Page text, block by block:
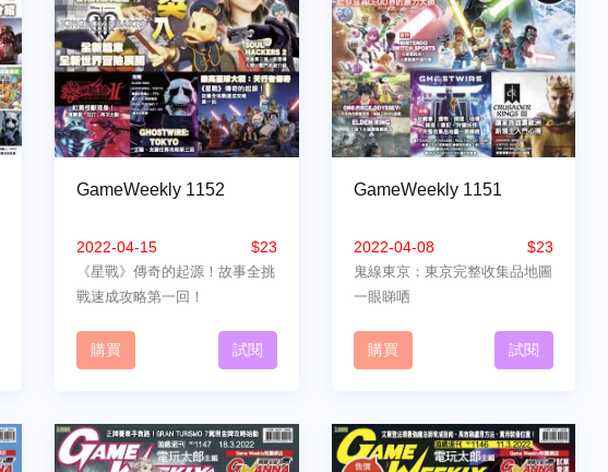
GameWeekly 1152
2022-04-15 $23
《星戰》傳奇的起源！故事全挑
戰速成攻略第一回！
購買 試閱
GameWeekly 1151
2022-04-08 $23
鬼線東京：東京完整收集品地圖
一眼睇哂
購買 試閱